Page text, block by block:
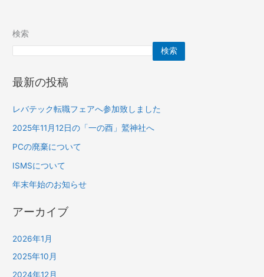
検索
検索
最新の投稿
レバテック転職フェアへ参加致しました
2025年11月12日の「一の酉」鷲神社へ
PCの廃棄について
ISMSについて
年末年始のお知らせ
アーカイブ
2026年1月
2025年10月
2024年12月